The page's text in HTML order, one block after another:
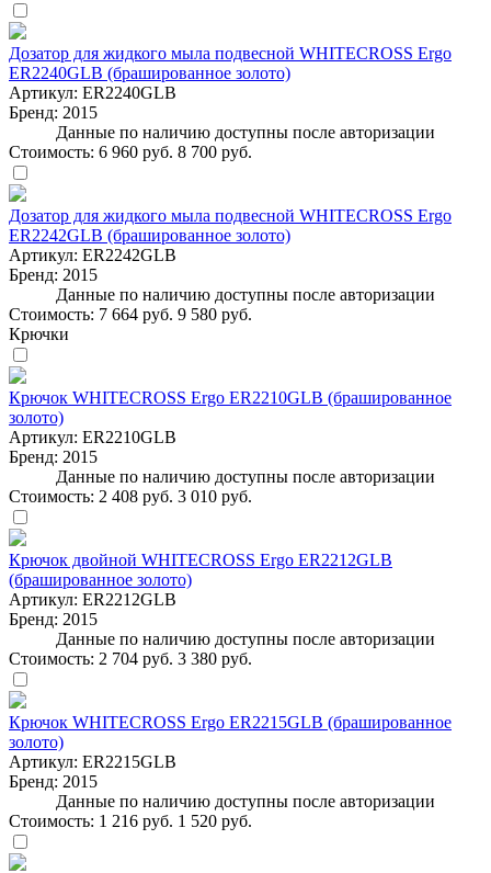
Дозатор для жидкого мыла подвесной WHITECROSS Ergo
ER2240GLB (брашированное золото)
Артикул: ER2240GLB
Бренд: 2015
Данные по наличию доступны после авторизации
Стоимость: 6 960 руб. 8 700 руб.
Дозатор для жидкого мыла подвесной WHITECROSS Ergo
ER2242GLB (брашированное золото)
Артикул: ER2242GLB
Бренд: 2015
Данные по наличию доступны после авторизации
Стоимость: 7 664 руб. 9 580 руб.
Крючки
Крючок WHITECROSS Ergo ER2210GLB (брашированное
золото)
Артикул: ER2210GLB
Бренд: 2015
Данные по наличию доступны после авторизации
Стоимость: 2 408 руб. 3 010 руб.
Крючок двойной WHITECROSS Ergo ER2212GLB
(брашированное золото)
Артикул: ER2212GLB
Бренд: 2015
Данные по наличию доступны после авторизации
Стоимость: 2 704 руб. 3 380 руб.
Крючок WHITECROSS Ergo ER2215GLB (брашированное
золото)
Артикул: ER2215GLB
Бренд: 2015
Данные по наличию доступны после авторизации
Стоимость: 1 216 руб. 1 520 руб.